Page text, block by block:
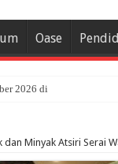
Oase
2026 di Paser
dan Minyak Atsiri Serai